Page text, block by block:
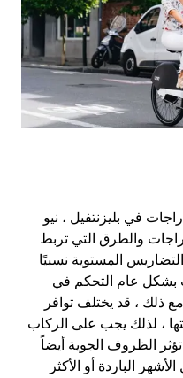
في بليزنتفيل ، نيو
والطرق التي تربط
المستوية نسبيًا
بشكل عام التحكم في
ذلك ، قد يختلف توافر
، لذلك يجب على الركاب
الظروف الجوية أيضاً
الباردة أو الأكثر